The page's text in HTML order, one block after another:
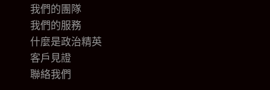
我們的團隊
我們的服務
什麼是政治精英
客戶見證
聯絡我們